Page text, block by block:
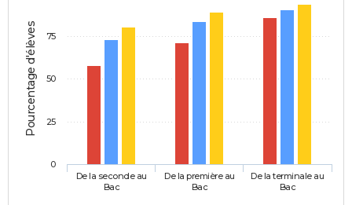
Pourcentage d'élèves
De la seconde au
Bac
De la première au
Bac
De la terminale au
Bac
0
25
50
75